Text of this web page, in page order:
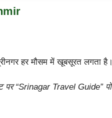
श्रीनगर हर मौसम में खूबसूरत
“Srinagar Travel Guide”